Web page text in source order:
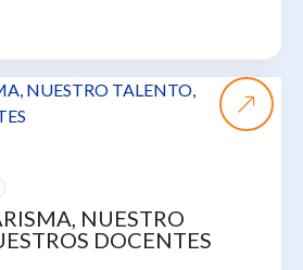
NUESTRO
DOCENTES